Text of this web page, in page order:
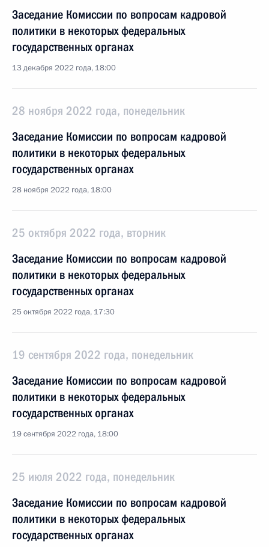
Заседание Комиссии по вопросам кадровой
политики в некоторых федеральных
государственных органах
13 декабря 2022 года, 18:00
28 ноября 2022 года, понедельник
Заседание Комиссии по вопросам кадровой
политики в некоторых федеральных
государственных органах
28 ноября 2022 года, 18:00
25 октября 2022 года, вторник
Заседание Комиссии по вопросам кадровой
политики в некоторых федеральных
государственных органах
25 октября 2022 года, 17:30
19 сентября 2022 года, понедельник
Заседание Комиссии по вопросам кадровой
политики в некоторых федеральных
государственных органах
19 сентября 2022 года, 18:00
25 июля 2022 года, понедельник
Заседание Комиссии по вопросам кадровой
политики в некоторых федеральных
государственных органах